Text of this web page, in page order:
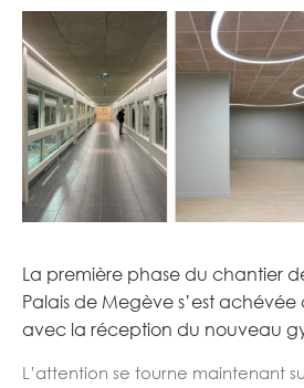
La première phase du chantier
Palais de Megève s’est
avec la réception du nouveau
L’attention se tourne maintenant